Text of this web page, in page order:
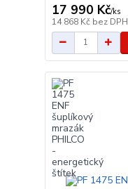
17 990 Kč/ks
14 868 Kč bez DPH